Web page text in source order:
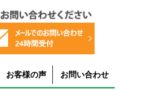
お客様の声 お問い合わせ